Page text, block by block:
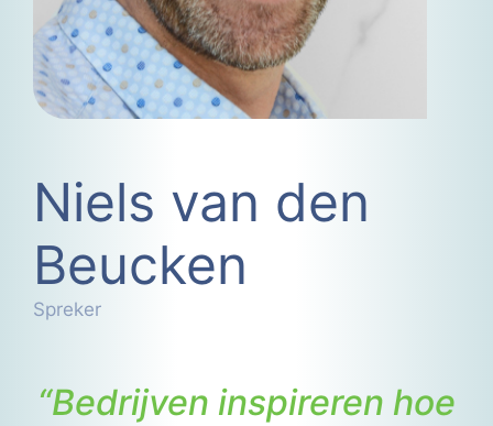
Niels van den
Beucken
Spreker
“Bedrijven inspireren hoe